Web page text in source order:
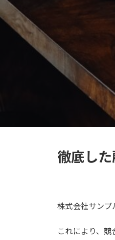
徹底し
株式会社サンプ
これにより、